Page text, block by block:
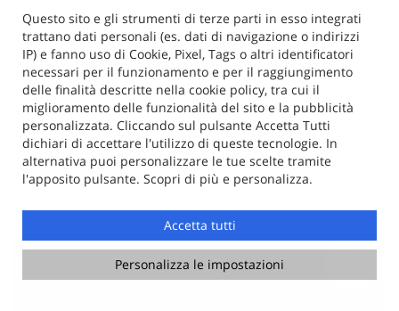
12 24 36 48 60
72 84 96
3.Aggiungi l'assicurazione
L'importo del premio è finanziato nel prestito. Tutela il
tuo rimborso. Maggiori informazioni sulla polizza.
Si, sono interessato
La tua rata mensile
(IVA inclusa)
Questo sito e gli strumenti di terze parti in esso integrati
trattano dati personali (es. dati di navigazione o indirizzi
IP) e fanno uso di Cookie, Pixel, Tags o altri identificatori
necessari per il funzionamento e per il raggiungimento
delle finalità descritte nella cookie policy, tra cui il
miglioramento delle funzionalità del sito e la pubblicità
personalizzata. Cliccando sul pulsante Accetta Tutti
dichiari di accettare l'utilizzo di queste tecnologie. In
alternativa puoi personalizzare le tue scelte tramite
l'apposito pulsante. Scopri di più e personalizza.
Accetta tutti
Personalizza le impostazioni